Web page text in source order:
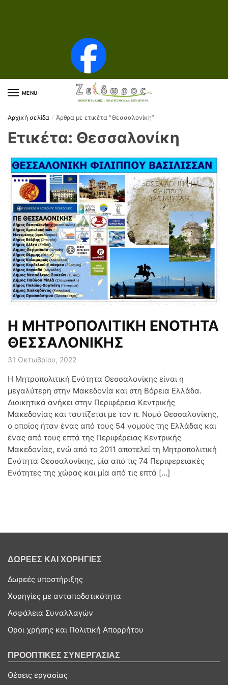
MENU
Αρχική σελίδα / Άρθρα με ετικέτα “Θεσσαλονίκη”
Ετικέτα: Θεσσαλονίκη
Η ΜΗΤΡΟΠΟΛΙΤΙΚΗ ΕΝΟΤΗΤΑ
ΘΕΣΣΑΛΟΝΙΚΗΣ
31 Οκτωβρίου, 2022
Η Μητροπολιτική Ενότητα Θεσσαλονίκης είναι η
μεγαλύτερη στην Μακεδονία και στη Βόρεια Ελλάδα.
Διοικητικά ανήκει στην Περιφέρεια Κεντρικής
Μακεδονίας και ταυτίζεται με τον π. Νομό Θεσσαλονίκης,
ο οποίος ήταν ένας από τους 54 νομούς της Ελλάδας και
ένας από τους επτά της Περιφέρειας Κεντρικής
Μακεδονίας, ενώ από το 2011 αποτελεί τη Μητροπολιτική
Ενότητα Θεσσαλονίκης, μία από τις 74 Περιφερειακές
Ενότητες της χώρας και μία από τις επτά […]
ΔΩΡΕΕΣ ΚΑΙ ΧΟΡΗΓΙΕΣ
Δωρεές υποστήριξης
Χορηγίες με ανταποδοτικότητα
Ασφάλεια Συναλλαγών
Οροι χρήσης και Πολιτική Απορρήτου
ΠΡΟΟΠΤΙΚΕΣ ΣΥΝΕΡΓΑΣΙΑΣ
Θέσεις εργασίας